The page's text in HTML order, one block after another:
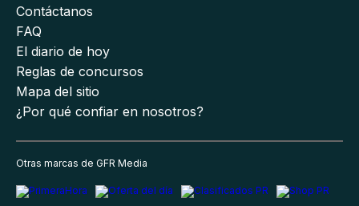
Contáctanos
FAQ
El diario de hoy
Reglas de concursos
Mapa del sitio
¿Por qué confiar en nosotros?
Otras marcas de GFR Media